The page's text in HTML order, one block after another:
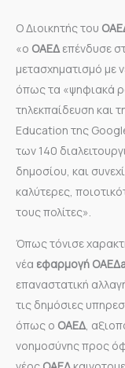
Ο Διοικητής του
«ο ΟΑΕΔεπένδυσε
μετασχηματισμό με
όπως τα «ψηφιακά
τηλεκπαίδευση και
Education της
των 140
δημοσίου, και
καλύτερες,
τους πολίτες».
Όπως τόνισε
νέα εφαρμογή
επαναστατική
τις δημόσιες
όπως ο ΟΑΕΔ,
νοημοσύνης προς